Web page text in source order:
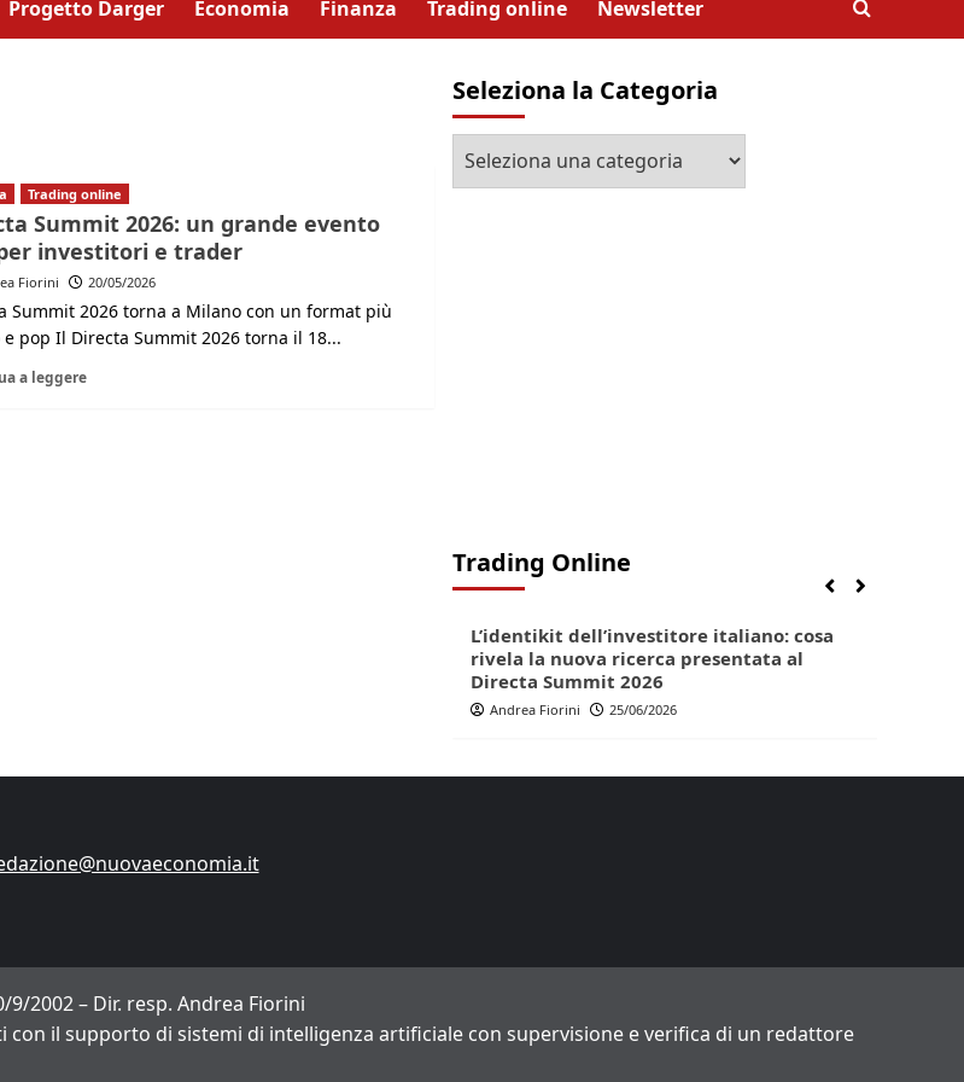
Progetto Darger Economia Finanza Trading online Newsletter
Trading online
Summit 2026: un grande evento
investitori e trader
Fiorini 20/05/2026
Summit 2026 torna a Milano con un format più
pop Il Directa Summit 2026 torna il 18...
a leggere
Seleziona la Categoria
Seleziona
la
Trading Online
Finanza Lifestyle Trading online
L’identikit dell’investitore italiano: cosa
rivela la nuova ricerca presentata al
Directa Summit 2026
Andrea Fiorini 25/06/2026
9/2002 – Dir. resp. Andrea Fiorini
con il supporto di sistemi di intelligenza artificiale con supervisione e verifica di un redattore